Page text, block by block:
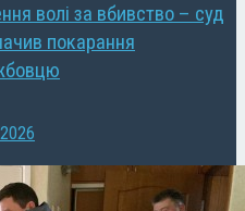
волі за вбивство – суд
покарання